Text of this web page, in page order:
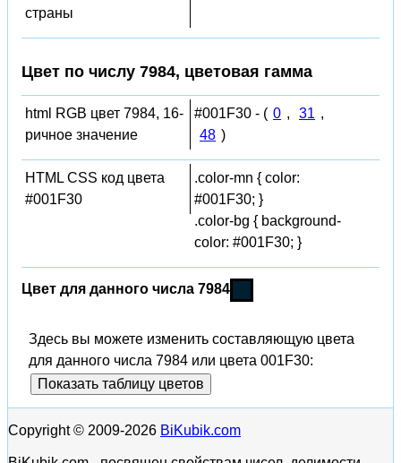
страны
Цвет по числу 7984, цветовая гамма
html RGB цвет 7984, 16-
ричное значение
#001F30 - ( 0 , 31 ,
48 )
HTML CSS код цвета
#001F30
.color-mn { color:
#001F30; }
.color-bg { background-
color: #001F30; }
Цвет для данного числа 7984
Здесь вы можете изменить составляющую цвета
для данного числа 7984 или цвета 001F30:
Показать таблицу цветов
Copyright © 2009-2026 BiKubik.com